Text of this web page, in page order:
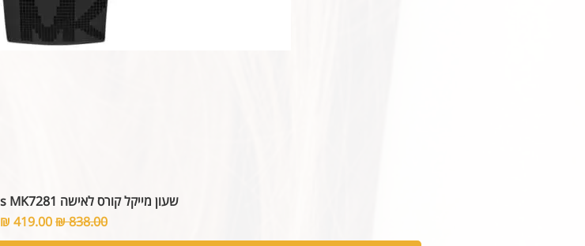
שעון מייקל קורס לאישה Michael Kors MK7281
מחיר רגיל מחיר מבצע